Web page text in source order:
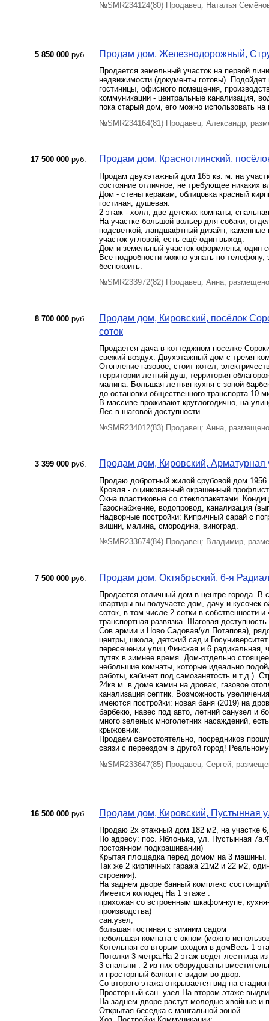
№SMR234124(80) Продавец: Наталья
5 850 000 руб. Продам дом, Железнодорожный,
Продается земельный участок на первой
недвижимости (документы готовы). Подойдет
гостиницы, офисного помещения,
коммуникации - центральные канализация,
пока старый дом, его можно использовать
№SMR234164(81) Продавец: Александр,
17 500 000 руб. Продам дом, Красноглинский,
Продам двухэтажный дом 165 кв. м. на
состояние отличное, не требующее никаких
Дом - стены керакам, облицовка красный
гостиная, душевая.
2 этаж - холл, две детских комнаты,
На участке большой вольер для собаки,
подсветкой, ландшафтный дизайн, каменные
участок угловой, есть ещё один выход.
Дом и земельный участок оформлены, один
Все подробности можно узнать по
беспокоить.
№SMR233972(82) Продавец: Анна,
8 700 000 руб.
Продам дом, Кировский, посёлок
соток
Продается дача в коттеджном поселке
свежий воздух. Двухэтажный дом с тремя
Отопление газовое, стоит котел,
территории летний душ, территория
малина. Большая летняя кухня с зоной
до остановки общественного транспорта 10
В массиве проживают круглогодично, на
Лес в шаговой доступности.
№SMR234012(83) Продавец: Анна,
3 399 000 руб. Продам дом, Кировский, Арматурная
Продаю добротный жилой срубовой дом 1956
Кровля - оцинкованный окрашенный
Окна пластиковые со стеклопакетами.
Газоснабжение, водопровод, канализация
Надворные постройки: Кипричный сарай с
вишни, малина, смородина, виноград.
№SMR233674(84) Продавец: Владимир,
7 500 000 руб. Продам дом, Октябрьский, 6-я
Продается отличный дом в центре города. В
квартиры вы получаете дом, дачу и кусочек
соток, в том числе 2 сотки в собственности
транспортная развязка. Шаговая
Сов.армии и Ново Садовая/ул.Потапова),
центры, школа, детский сад и
пересечении улиц Финская и 6
путях в зимнее время. Дом-отдельно
небольшие комнаты, которые идеально
работы, кабинет под самозанятость и т.д.).
24кв.м. в доме камин на дровах, газовое
канализация септик. Возможность
имеются постройки: новая баня (2019) на
барбекю, навес под авто, летний санузел и
много зеленых многолетних насаждений,
крыжовник.
Продаем самостоятельно, посредников
связи с переездом в другой город!
№SMR233647(85) Продавец: Сергей,
16 500 000 руб. Продам дом, Кировский, Пустынная
Продаю 2х этажный дом 182 м2, на участке
По адресу: пос. Яблонька, ул. Пустынная
постоянном подкрашивании)
Крытая площадка перед домом на 3 машины.
Так же 2 кирпичных гаража 21м2 и 22 м2,
строения).
На заднем дворе банный комплекс
Имеется колодец На 1 этаже :
прихожая со встроенным шкафом-купе,
производства)
сан.узел,
большая гостиная с зимним садом
небольшая комната с окном (можно
Котельная со вторым входом в домВесь 1
Потолки 3 метра.На 2 этаж ведет лестница
3 спальни : 2 из них оборудованы
и просторный балкон с видом во двор.
Со второго этажа открывается вид на
Просторный сан. узел.На втором этаже
На заднем дворе растут молодые хвойные и
Открытая беседка с мангальной зоной.